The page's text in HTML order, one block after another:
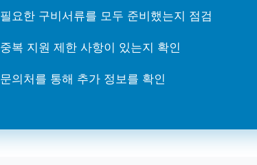
필요한 구비서류를 모두 준비했는지 점검
중복 지원 제한 사항이 있는지 확인
문의처를 통해 추가 정보를 확인